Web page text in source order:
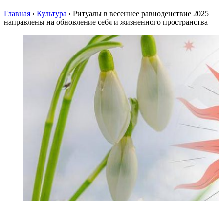
Главная › Культура › Ритуалы в весеннее равноденствие 2025
направлены на обновление себя и жизненного пространства